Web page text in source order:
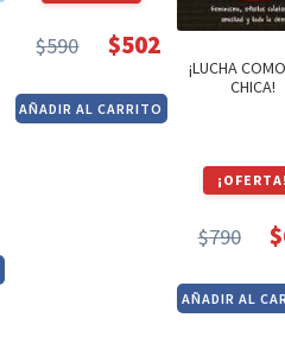
$590
precio
original
$502
precio
actual
AÑADIR AL CARRITO
¡LUCHA
CHICA!
¡OFERTA!
$790 $
AÑADIR AL